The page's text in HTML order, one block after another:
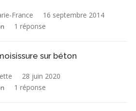
France 16 septembre 2014
1 réponse
sur béton
28 juin 2020
1 réponse